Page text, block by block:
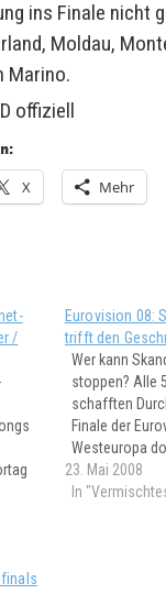
ins Finale nicht
Moldau,
Marino.
offiziell
X Mehr
/
Eurovision 08:
trifft den
Wer kann
stoppen? Alle
schafften
Finale der
Westeuropa
schlecht, wie
behauptet?
23. Mai 2008
In